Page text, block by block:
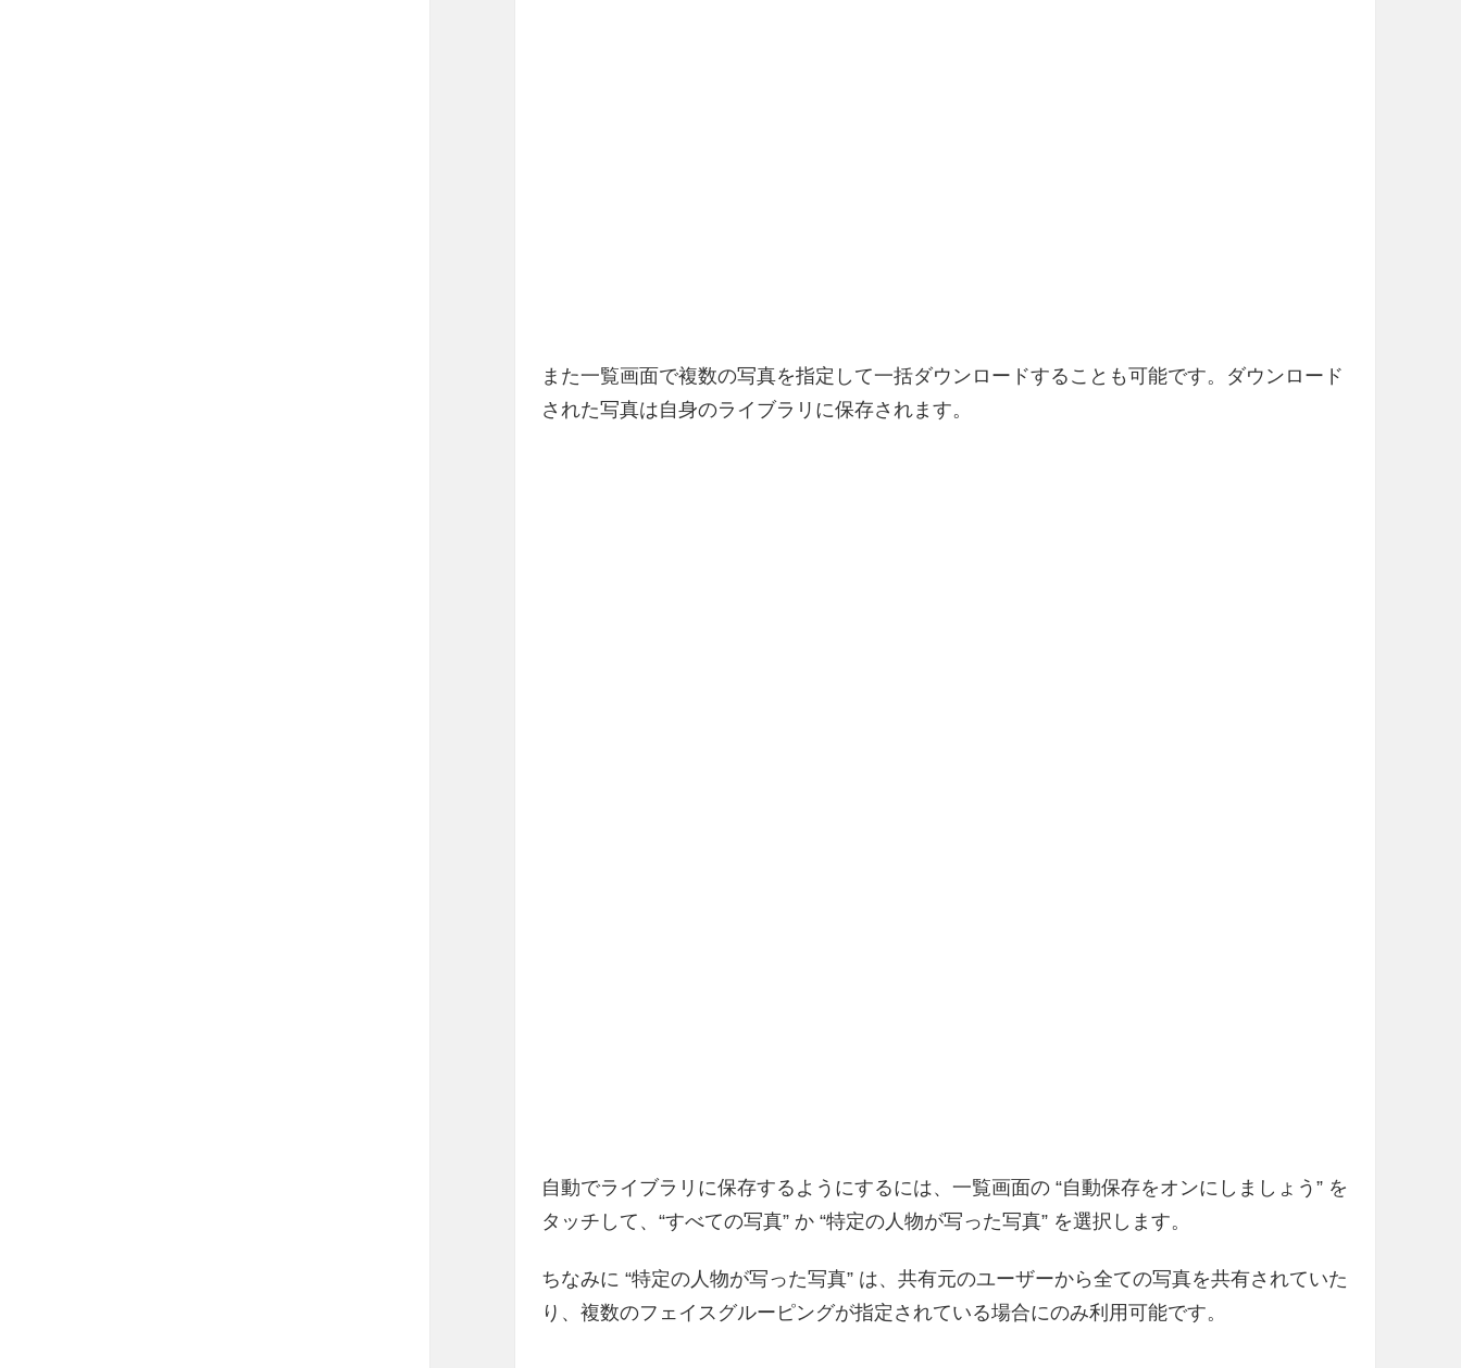
また一覧画面で複数の写真を指定して一括ダウンロードすることも可能です。ダウンロード
された写真は自身のライブラリに保存されます。
自動でライブラリに保存するようにするには、一覧画面の “自動保存をオンにしましょう” を
タッチして、“すべての写真” か “特定の人物が写った写真” を選択します。
ちなみに “特定の人物が写った写真” は、共有元のユーザーから全ての写真を共有されていた
り、複数のフェイスグルーピングが指定されている場合にのみ利用可能です。